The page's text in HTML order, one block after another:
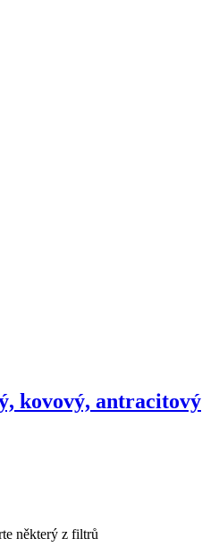
kovový, antracitový
některý z filtrů